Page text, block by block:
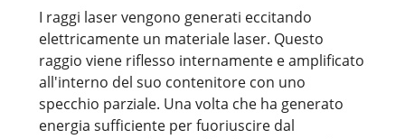
I raggi laser vengono generati eccitando
elettricamente un materiale laser. Questo
raggio viene riflesso internamente e amplificato
all'interno del suo contenitore con uno
specchio parziale. Una volta che ha generato
energia sufficiente per fuoriuscire dal